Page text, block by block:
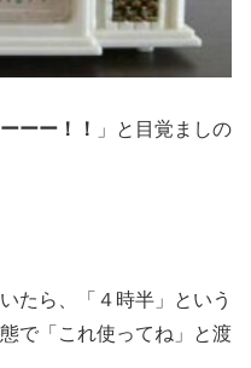
ーー！！
」と目覚ましの
たら、「４時半」という
で「これ使ってね」と渡